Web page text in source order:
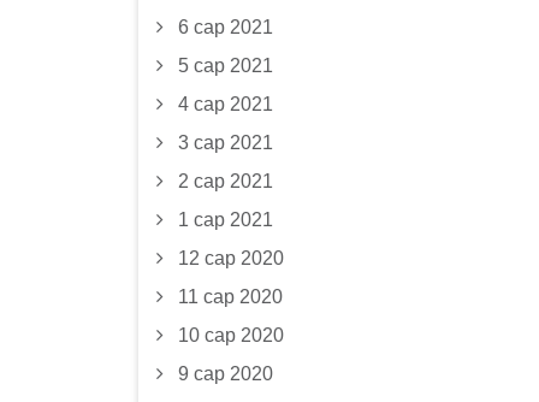
6 сар 2021
5 сар 2021
4 сар 2021
3 сар 2021
2 сар 2021
1 сар 2021
12 сар 2020
11 сар 2020
10 сар 2020
9 сар 2020